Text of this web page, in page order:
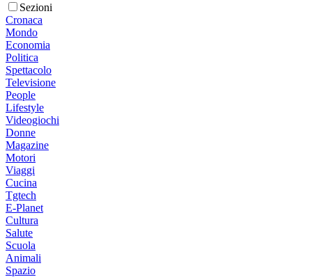
Sezioni
Cronaca
Mondo
Economia
Politica
Spettacolo
Televisione
People
Lifestyle
Videogiochi
Donne
Magazine
Motori
Viaggi
Cucina
Tgtech
E-Planet
Cultura
Salute
Scuola
Animali
Spazio